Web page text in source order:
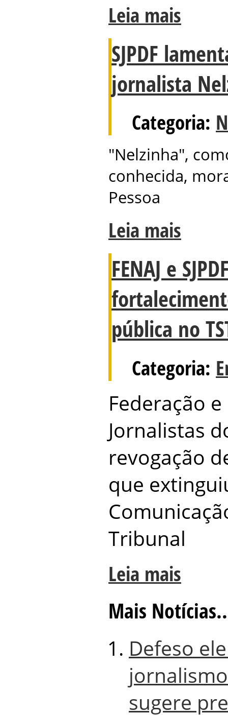
Leia mais
SJPDF
jornalista
Categoria:
"Nelzinha",
conhecida,
Pessoa
Leia mais
FENAJ e
pública no
Categoria:
Federação
Jornalistas
revogação
que
Tribunal
Leia mais
Mais
Defeso
sugere